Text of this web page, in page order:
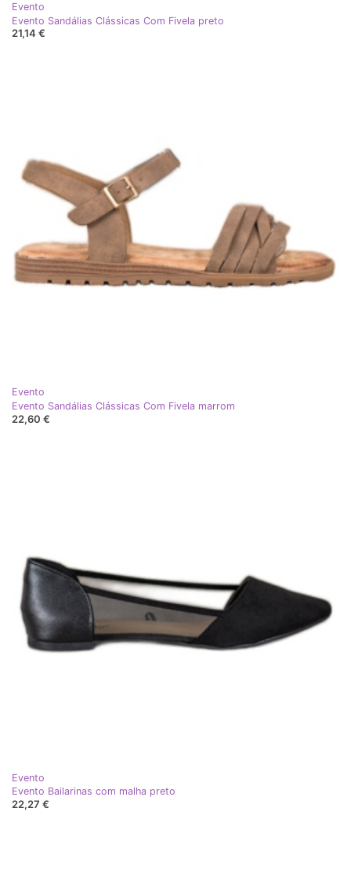
Evento
Evento Sandálias Clássicas Com Fivela preto
21,14 €
Evento
Evento Sandálias Clássicas Com Fivela marrom
22,60 €
Evento
Evento Bailarinas com malha preto
22,27 €